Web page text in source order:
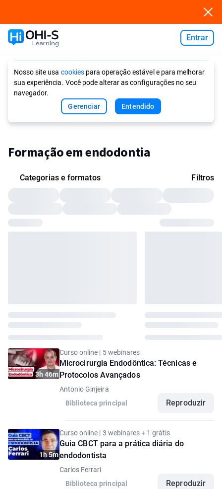
Entrar
Nosso site usa cookiespara operação estável e para melhorar
sua experiência. Você pode alterar as configurações no seu
navegador.
Gerenciar
Entendido
Formação em endodontia
Categorias e formatos Filtros
3h 46m
Curso online | 5 webinares
Microcirurgia Endodôntica: Técnicas e
Protocolos Avançados
Antonio Ginjeira
Biblioteca principal
Reproduzir
1h 5m
Curso online | 3 webinares + 1 grátis
Guia CBCT para a prática diária do
endodontista
Carlos Ferrari
Biblioteca principal
Reproduzir